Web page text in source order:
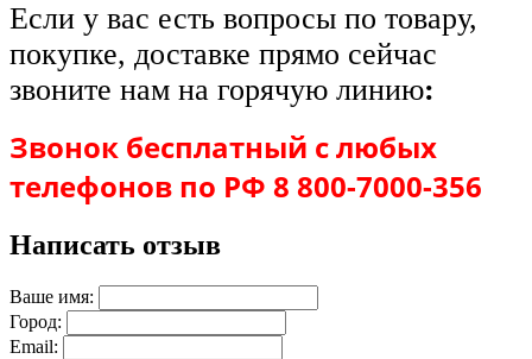
Если у вас есть вопросы по товару,
покупке, доставке прямо сейчас
звоните нам на горячую линию:
Звонок бесплатный с любых
телефонов по РФ 8 800-7000-356
Написать отзыв
Ваше имя:
Город:
Email: